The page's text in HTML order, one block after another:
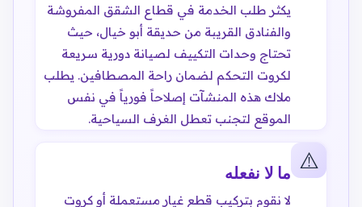
يكثر طلب الخدمة في قطاع الشقق المفروشة
والفنادق القريبة من حديقة أبو خيال، حيث
تحتاج وحدات التكييف لصيانة دورية سريعة
لكروت التحكم لضمان راحة المصطافين. يطلب
ملاك هذه المنشآت إصلاحاً فورياً في نفس
الموقع لتجنب تعطل الغرف السياحية.
⚠️ ما لا نفعله
لا نقوم بتركيب قطع غيار مستعملة أو كروت